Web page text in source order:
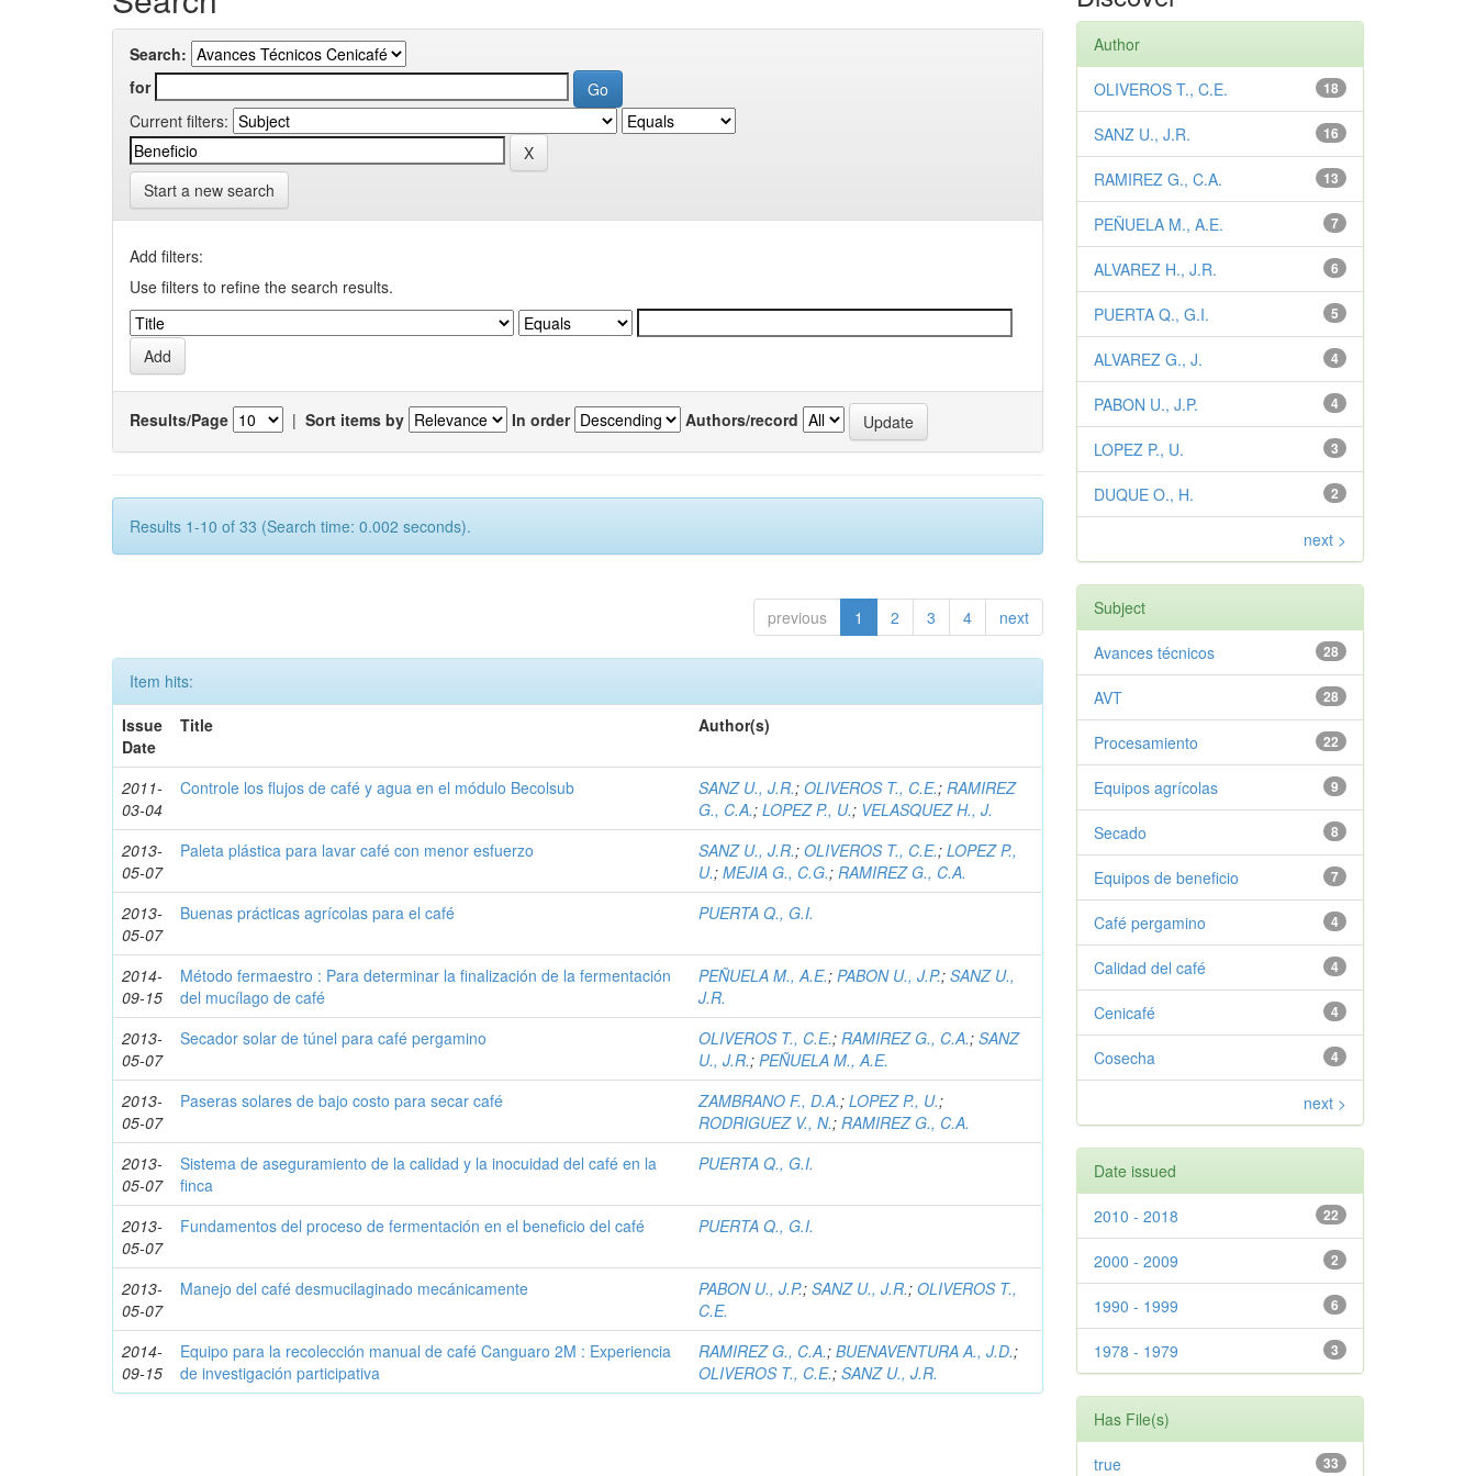
Search:
for
Current filters:
Start a new search
Add filters:
Use filters to refine the search results.
Results/Page | Sort items by In order Authors/record
Results 1-10 of 33 (Search time: 0.002 seconds).
previous 1 2 3 4 next
Item hits:
Issue
Date
Title Author(s)
2011-
03-04
Controle los flujos de café y agua en el módulo Becolsub SANZ U., J.R.;OLIVEROS T., C.E.;RAMIREZ
G., C.A.;LOPEZ P., U.; VELASQUEZ H., J.
2013-
05-07
Paleta plástica para lavar café con menor esfuerzo SANZ U., J.R.;OLIVEROS T., C.E.;LOPEZ P.,
U.;MEJIA G., C.G.;RAMIREZ G., C.A.
2013-
05-07
Buenas prácticas agrícolas para el café PUERTA Q., G.I.
2014-
09-15
Método fermaestro : Para determinar la finalización de la fermentación
del mucílago de café
PEÑUELA M., A.E.;PABON U., J.P.;SANZ U.,
J.R.
2013-
05-07
Secador solar de túnel para café pergamino OLIVEROS T., C.E.;RAMIREZ G., C.A.;SANZ
U., J.R.;PEÑUELA M., A.E.
2013-
05-07
Paseras solares de bajo costo para secar café ZAMBRANO F., D.A.;LOPEZ P., U.;
RODRIGUEZ V., N.;RAMIREZ G., C.A.
2013-
05-07
Sistema de aseguramiento de la calidad y la inocuidad del café en la
finca
PUERTA Q., G.I.
2013-
05-07
Fundamentos del proceso de fermentación en el beneficio del café PUERTA Q., G.I.
2013-
05-07
Manejo del café desmucilaginado mecánicamente PABON U., J.P.;SANZ U., J.R.;OLIVEROS T.,
C.E.
2014-
09-15
Equipo para la recolección manual de café Canguaro 2M : Experiencia
de investigación participativa
RAMIREZ G., C.A.;BUENAVENTURA A., J.D.;
OLIVEROS T., C.E.;SANZ U., J.R.
Author
18
OLIVEROS T., C.E.
16
SANZ U., J.R.
13
RAMIREZ G., C.A.
7
PEÑUELA M., A.E.
6
ALVAREZ H., J.R.
5
PUERTA Q., G.I.
4
ALVAREZ G., J.
4
PABON U., J.P.
3
LOPEZ P., U.
2
DUQUE O., H.
next >
Subject
28
Avances técnicos
28
AVT
22
Procesamiento
9
Equipos agrícolas
8
Secado
7
Equipos de beneficio
4
Café pergamino
4
Calidad del café
4
Cenicafé
4
Cosecha
next >
Date issued
22
2010 - 2018
2
2000 - 2009
6
1990 - 1999
3
1978 - 1979
Has File(s)
33
true